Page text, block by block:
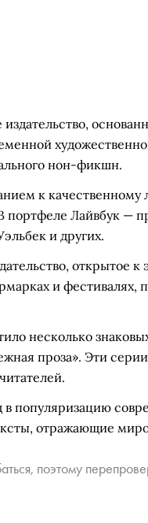
нон-фикшн.
к качественному
Лайвбук —
и других.
открытое
и фестивалях,
несколько
проза». Эти
в популяризацию
отражающие
поэтому